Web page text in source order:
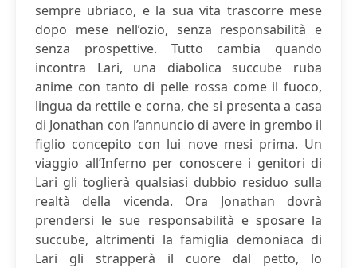
sempre ubriaco, e la sua vita trascorre mese
dopo mese nell’ozio, senza responsabilità e
senza prospettive. Tutto cambia quando
incontra Lari, una diabolica succube ruba
anime con tanto di pelle rossa come il fuoco,
lingua da rettile e corna, che si presenta a casa
di Jonathan con l’annuncio di avere in grembo il
figlio concepito con lui nove mesi prima. Un
viaggio all’Inferno per conoscere i genitori di
Lari gli toglierà qualsiasi dubbio residuo sulla
realtà della vicenda. Ora Jonathan dovrà
prendersi le sue responsabilità e sposare la
succube, altrimenti la famiglia demoniaca di
Lari gli strapperà il cuore dal petto, lo